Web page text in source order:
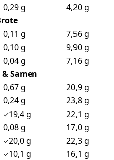
0,29 g 4,20 g
0,11 g 7,56 g
0,10 g 9,90 g
0,04 g 7,16 g
Samen
0,67 g 20,9 g
0,24 g 23,8 g
19,4 g 22,1 g
0,08 g 17,0 g
20,0 g 22,3 g
10,1 g 16,1 g